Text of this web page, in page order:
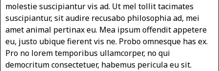
molestie suscipiantur vis ad. Ut mel tollit tacimates
suscipiantur, sit audire recusabo philosophia ad, mei
amet animal pertinax eu. Mea ipsum offendit appetere
eu, justo ubique fierent vis ne. Probo omnesque has ex.
Pro no lorem temporibus ullamcorper, no qui
democritum consectetuer, habemus pericula eu sit.